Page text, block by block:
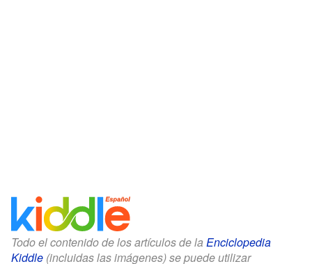
Todo el contenido de los artículos de la Enciclopedia
Kiddle (incluidas las imágenes) se puede utilizar